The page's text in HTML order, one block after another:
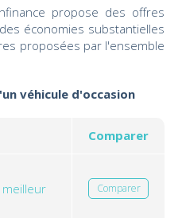
propose des offres
économies substantielles
proposées par l'ensemble
véhicule d'occasion
Comparer
Comparer